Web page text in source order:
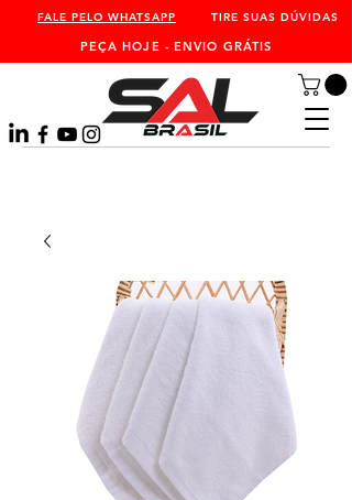
FALE PELO WHATSAPP TIRE SUAS DÚVIDAS
PEÇA HOJE - ENVIO GRÁTIS